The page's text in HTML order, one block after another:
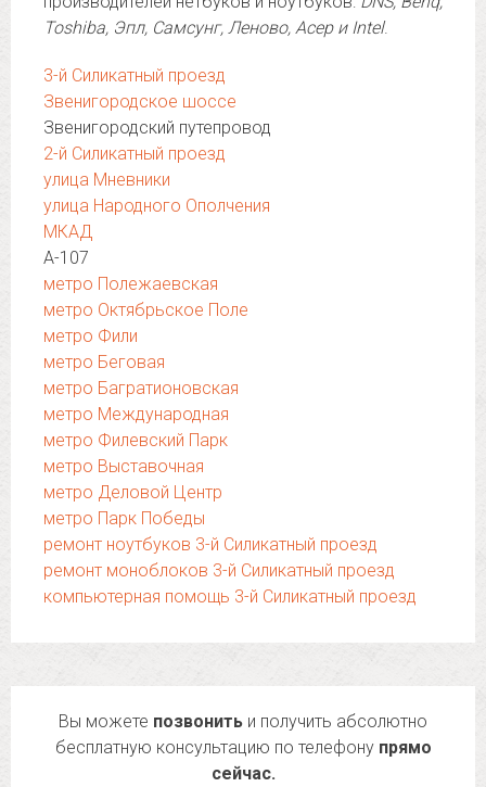
Toshiba, Эпл, Самсунг, Леново, Асер и Intel.
3-й Силикатный проезд
Звенигородское шоссе
Звенигородский путепровод
2-й Силикатный проезд
улица Мневники
улица Народного Ополчения
МКАД
А-107
метро Полежаевская
метро Октябрьское Поле
метро Фили
метро Беговая
метро Багратионовская
метро Международная
метро Филевский Парк
метро Выставочная
метро Деловой Центр
метро Парк Победы
ремонт ноутбуков 3-й Силикатный проезд
ремонт моноблоков 3-й Силикатный проезд
компьютерная помощь 3-й Силикатный проезд
Вы можете позвонить и получить абсолютно
бесплатную консультацию по телефону прямо
сейчас.